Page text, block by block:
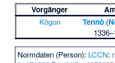
Vorgänger
Kōgon Tennō
Normdaten (Person): LCCN: